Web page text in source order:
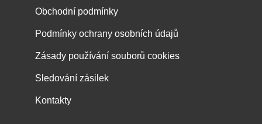
Obchodní podmínky
Podmínky ochrany osobních údajů
Zásady používání souborů cookies
Sledování zásilek
Kontakty